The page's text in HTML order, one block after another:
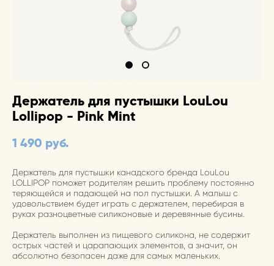
Держатель для пустышки LouLou
Lollipop - Pink Mint
1 490 pуб.
Держатель для пустышки канадского бренда LouLou
LOLLIPOP поможет родителям решить проблему постоянно
теряющейся и падающей на пол пустышки. А малыш с
удовольствием будет играть с держателем, перебирая в
руках разноцветные силиконовые и деревянные бусины.
Держатель выполнен из пищевого силикона, не содержит
острых частей и царапающих элементов, а значит, он
абсолютно безопасен даже для самых маленьких.